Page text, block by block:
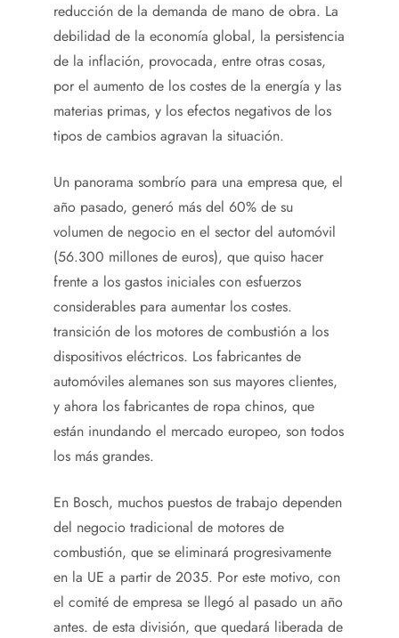
reducción de la demanda de mano de obra. La
debilidad de la economía global, la persistencia
de la inflación, provocada, entre otras cosas,
por el aumento de los costes de la energía y las
materias primas, y los efectos negativos de los
tipos de cambios agravan la situación.
Un panorama sombrío para una empresa que, el
año pasado, generó más del 60% de su
volumen de negocio en el sector del automóvil
(56.300 millones de euros), que quiso hacer
frente a los gastos iniciales con esfuerzos
considerables para aumentar los costes.
transición de los motores de combustión a los
dispositivos eléctricos. Los fabricantes de
automóviles alemanes son sus mayores clientes,
y ahora los fabricantes de ropa chinos, que
están inundando el mercado europeo, son todos
los más grandes.
En Bosch, muchos puestos de trabajo dependen
del negocio tradicional de motores de
combustión, que se eliminará progresivamente
en la UE a partir de 2035. Por este motivo, con
el comité de empresa se llegó al pasado un año
antes. de esta división, que quedará liberada de